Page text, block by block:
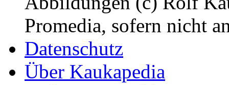
Promedia, sofern nicht
Datenschutz
Über Kaukapedia